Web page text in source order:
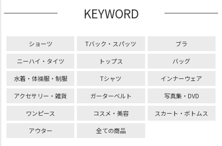
KEYWORD
ショーツ Tバック・スパッツ ブラ
ニーハイ・タイツ トップス バッグ
水着・体操服・制服 Tシャツ インナーウェア
アクセサリー・雑貨 ガーターベルト 写真集・DVD
ワンピース コスメ・美容 スカート・ボトムス
アウター 全ての商品